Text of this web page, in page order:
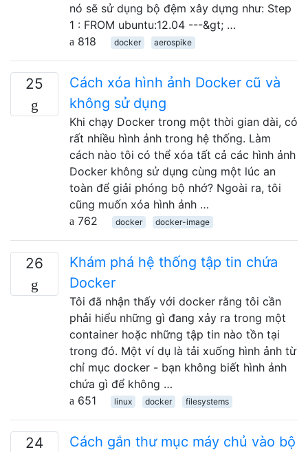
nó sẽ sử dụng bộ đệm xây dựng như: Step
1 : FROM ubuntu:12.04 ---&gt; …
818
docker aerospike
25
Cách xóa hình ảnh Docker cũ và
không sử dụng
Khi chạy Docker trong một thời gian dài, có
rất nhiều hình ảnh trong hệ thống. Làm
cách nào tôi có thể xóa tất cả các hình ảnh
Docker không sử dụng cùng một lúc an
toàn để giải phóng bộ nhớ? Ngoài ra, tôi
cũng muốn xóa hình ảnh …
762
docker docker-image
26
Khám phá hệ thống tập tin chứa
Docker
Tôi đã nhận thấy với docker rằng tôi cần
phải hiểu những gì đang xảy ra trong một
container hoặc những tập tin nào tồn tại
trong đó. Một ví dụ là tải xuống hình ảnh từ
chỉ mục docker - bạn không biết hình ảnh
chứa gì để không …
651
linux docker filesystems
24
Cách gắn thư mục máy chủ vào bộ